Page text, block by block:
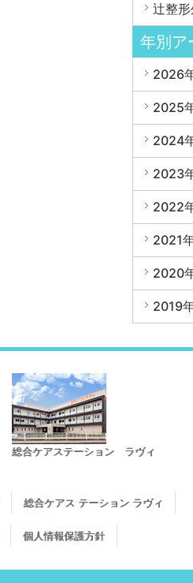
辻整
年別ア
2026
2025
2024
2023
2022
2021
2020
2019
総合ケアステーション ラヴィ
総合ケアス テーション ラヴィ
個人情報保護方針